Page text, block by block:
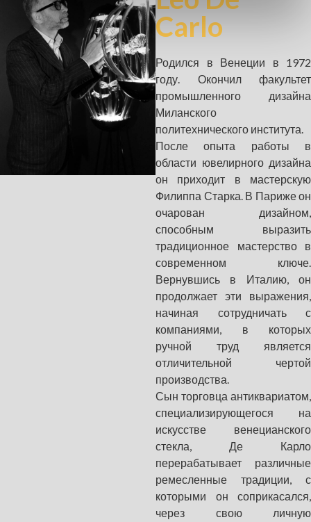
Carlo
Родился в Венеции в 1972
году. Окончил факультет
промышленного дизайна
Миланского
политехнического института.
После опыта работы в
области ювелирного дизайна
он приходит в мастерскую
Филиппа Старка. В Париже он
очарован дизайном,
способным выразить
традиционное мастерство в
современном ключе.
Вернувшись в Италию, он
продолжает эти выражения,
начиная сотрудничать с
компаниями, в которых
ручной труд является
отличительной чертой
производства.
Сын торговца антиквариатом,
специализирующегося на
искусстве венецианского
стекла, Де Карло
перерабатывает различные
ремесленные традиции, с
которыми он соприкасался,
через свою личную